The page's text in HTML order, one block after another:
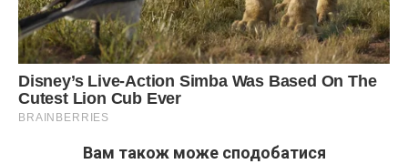
Вам також може сподобатися